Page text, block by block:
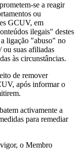
se a reagir
ou
GCUV, em
ilegais" destes
ligação "abuso" no
suas afiliadas
às circunstâncias.
de remover
após informar o
activamente a
para remediar
o Membro